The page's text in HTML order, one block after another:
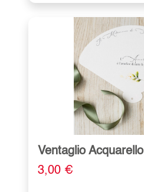
Ventaglio Acquarello
3,00 €